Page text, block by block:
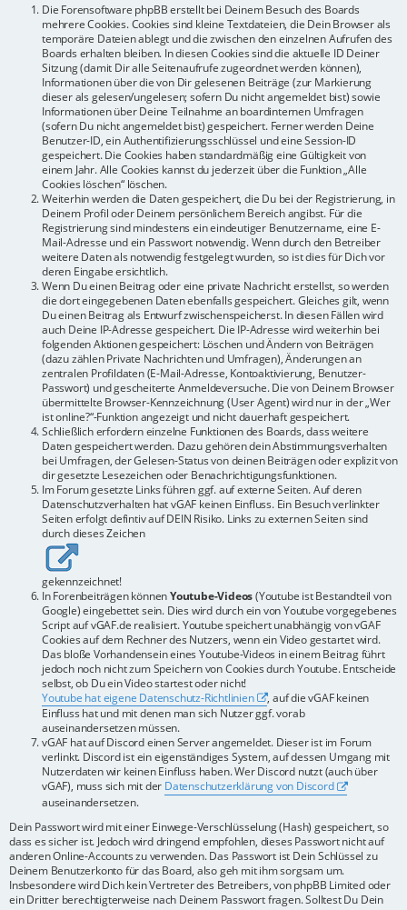
Die Forensoftware phpBB erstellt bei Deinem Besuch des Boards
mehrere Cookies. Cookies sind kleine Textdateien, die Dein Browser als
temporäre Dateien ablegt und die zwischen den einzelnen Aufrufen des
Boards erhalten bleiben. In diesen Cookies sind die aktuelle ID Deiner
Sitzung (damit Dir alle Seitenaufrufe zugeordnet werden können),
Informationen über die von Dir gelesenen Beiträge (zur Markierung
dieser als gelesen/ungelesen; sofern Du nicht angemeldet bist) sowie
Informationen über Deine Teilnahme an boardinternen Umfragen
(sofern Du nicht angemeldet bist) gespeichert. Ferner werden Deine
Benutzer-ID, ein Authentifizierungsschlüssel und eine Session-ID
gespeichert. Die Cookies haben standardmäßig eine Gültigkeit von
einem Jahr. Alle Cookies kannst du jederzeit über die Funktion „Alle
Cookies löschen“ löschen.
Weiterhin werden die Daten gespeichert, die Du bei der Registrierung, in
Deinem Profil oder Deinem persönlichem Bereich angibst. Für die
Registrierung sind mindestens ein eindeutiger Benutzername, eine E-
Mail-Adresse und ein Passwort notwendig. Wenn durch den Betreiber
weitere Daten als notwendig festgelegt wurden, so ist dies für Dich vor
deren Eingabe ersichtlich.
Wenn Du einen Beitrag oder eine private Nachricht erstellst, so werden
die dort eingegebenen Daten ebenfalls gespeichert. Gleiches gilt, wenn
Du einen Beitrag als Entwurf zwischenspeicherst. In diesen Fällen wird
auch Deine IP-Adresse gespeichert. Die IP-Adresse wird weiterhin bei
folgenden Aktionen gespeichert: Löschen und Ändern von Beiträgen
(dazu zählen Private Nachrichten und Umfragen), Änderungen an
zentralen Profildaten (E-Mail-Adresse, Kontoaktivierung, Benutzer-
Passwort) und gescheiterte Anmeldeversuche. Die von Deinem Browser
übermittelte Browser-Kennzeichnung (User Agent) wird nur in der „Wer
ist online?“-Funktion angezeigt und nicht dauerhaft gespeichert.
Schließlich erfordern einzelne Funktionen des Boards, dass weitere
Daten gespeichert werden. Dazu gehören dein Abstimmungsverhalten
bei Umfragen, der Gelesen-Status von deinen Beiträgen oder explizit von
dir gesetzte Lesezeichen oder Benachrichtigungsfunktionen.
Im Forum gesetzte Links führen ggf. auf externe Seiten. Auf deren
Datenschutzverhalten hat vGAF keinen Einfluss. Ein Besuch verlinkter
Seiten erfolgt defintiv auf DEIN Risiko. Links zu externen Seiten sind
durch dieses Zeichen
gekennzeichnet!
In Forenbeiträgen könnenYoutube-Videos(Youtube ist Bestandteil von
Google) eingebettet sein. Dies wird durch ein von Youtube vorgegebenes
Script auf vGAF.de realisiert. Youtube speichert unabhängig von vGAF
Cookies auf dem Rechner des Nutzers, wenn ein Video gestartet wird.
Das bloße Vorhandensein eines Youtube-Videos in einem Beitrag führt
jedoch noch nicht zum Speichern von Cookies durch Youtube. Entscheide
selbst, ob Du ein Video startest oder nicht!
Youtube hat eigene Datenschutz-Richtlinien
, auf die vGAF keinen
Einfluss hat und mit denen man sich Nutzer ggf. vorab
auseinandersetzen müssen.
vGAF hat auf Discord einen Server angemeldet. Dieser ist im Forum
verlinkt. Discord ist ein eigenständiges System, auf dessen Umgang mit
Nutzerdaten wir keinen Einfluss haben. Wer Discord nutzt (auch über
vGAF), muss sich mit der Datenschutzerklärung von Discord
auseinandersetzen.
Dein Passwort wird mit einer Einwege-Verschlüsselung (Hash) gespeichert, so
dass es sicher ist. Jedoch wird dringend empfohlen, dieses Passwort nicht auf
anderen Online-Accounts zu verwenden. Das Passwort ist Dein Schlüssel zu
Deinem Benutzerkonto für das Board, also geh mit ihm sorgsam um.
Insbesondere wird Dich kein Vertreter des Betreibers, von phpBB Limited oder
ein Dritter berechtigterweise nach Deinem Passwort fragen. Solltest Du Dein